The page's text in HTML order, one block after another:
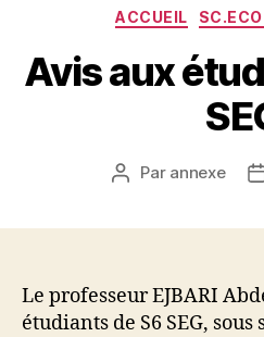
ACCUEIL
Avis aux
Auteur
Par annexe
Le professeur EJBARI
étudiants de S6 SEG,